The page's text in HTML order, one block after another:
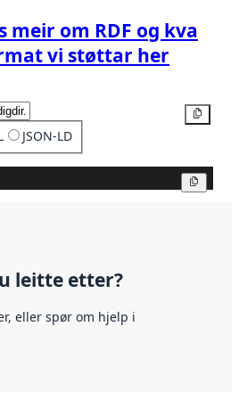
meir om RDF og kva
vi støttar her
JSON-LD
leitte etter?
eller spør om hjelp i